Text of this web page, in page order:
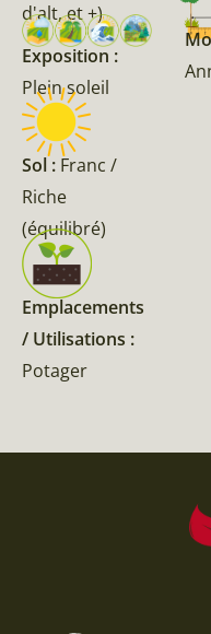
d'alt, et +)
Exposition :
Plein soleil
Sol : Franc /
Riche
(équilibré)
Emplacements
/ Utilisations :
Potager